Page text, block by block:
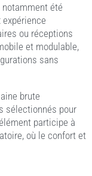
été
ou réceptions
et modulable,
sans
brute
sélectionnés pour
participe à
où le confort et